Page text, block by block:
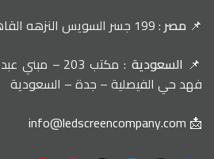
📌 مصر: 199 جسر السويس النزهه القاهرة
📌 السعودية
: مكتب 203 –
فهد حي الفيصلية – جدة – السعودية
📩 info@ledscreencompany.com